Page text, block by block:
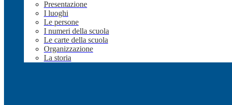
Presentazione
I luoghi
Le persone
I numeri della scuola
Le carte della scuola
Organizzazione
La storia